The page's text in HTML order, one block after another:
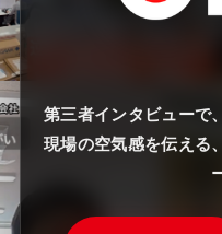
第三者インタビューで
現場の空気感を伝える